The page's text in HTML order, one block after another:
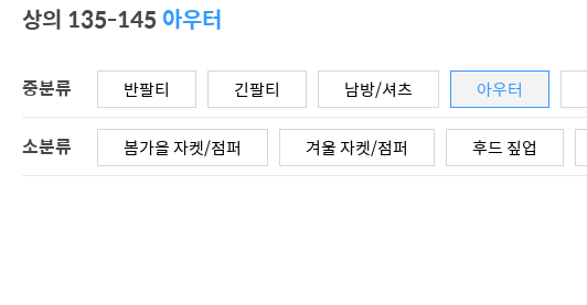
상의 135-145 아우터
중분류 반팔티 긴팔티 남방/셔츠 아우터
소분류 봄가을 자켓/점퍼 겨울 자켓/점퍼 후드 짚업